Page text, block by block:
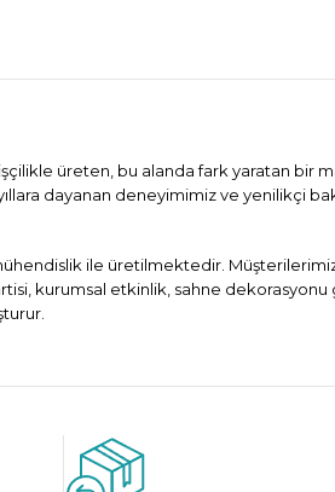
üreten, bu alanda fark yaratan bir
dayanan deneyimimiz ve yenilikçi
ile üretilmektedir.
kurumsal etkinlik, sahne